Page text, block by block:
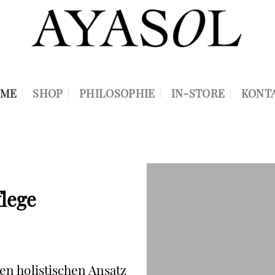
SHOP PHILOSOPHIE IN-STORE
holistischen Ansatz